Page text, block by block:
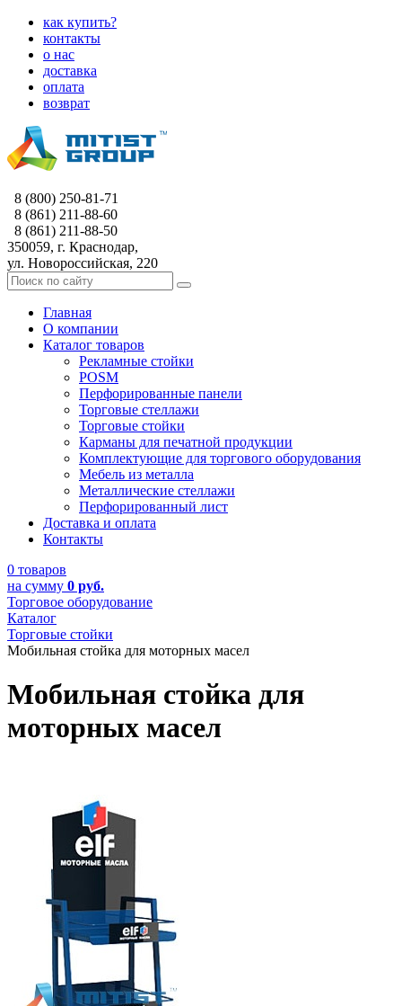
как купить?
контакты
о нас
доставка
оплата
возврат
8 (800) 250-81-71
8 (861) 211-88-60
8 (861) 211-88-50
350059, г. Краснодар,
ул. Новороссийская, 220
Главная
О компании
Каталог товаров
Рекламные стойки
POSM
Перфорированные панели
Торговые стеллажи
Торговые стойки
Карманы для печатной продукции
Комплектующие для торгового оборудования
Мебель из металла
Металлические стеллажи
Перфорированный лист
Доставка и оплата
Контакты
0 товаров
на сумму 0 руб.
Торговое оборудование
Каталог
Торговые стойки
Мобильная стойка для моторных масел
Мобильная стойка для
моторных масел